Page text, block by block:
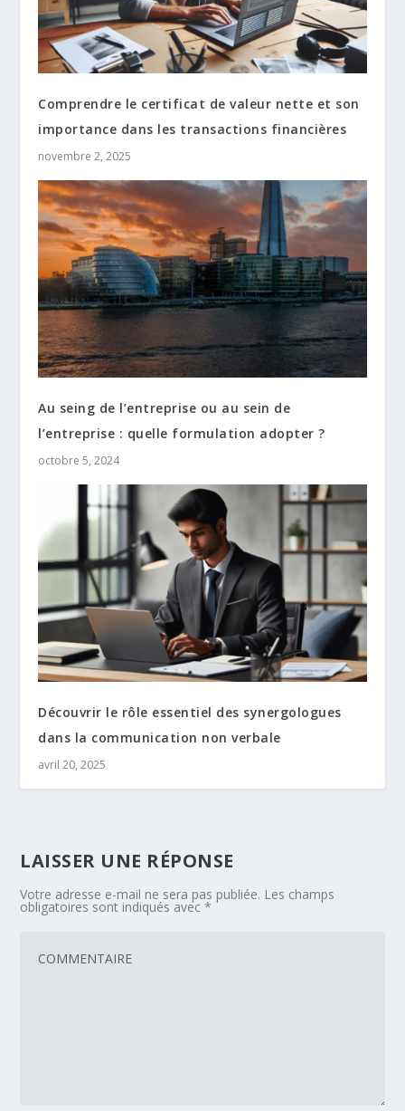
Comprendre le certificat de valeur nette et son
importance dans les transactions financières
novembre 2, 2025
Au seing de l’entreprise ou au sein de
l’entreprise : quelle formulation adopter ?
octobre 5, 2024
Découvrir le rôle essentiel des synergologues
dans la communication non verbale
avril 20, 2025
LAISSER UNE RÉPONSE
Votre adresse e-mail ne sera pas publiée. Les champs
obligatoires sont indiqués avec*